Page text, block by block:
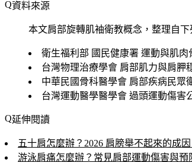
資料來源
本文肩部旋轉肌袖衛教概念，整理自
衛生福利部 國民健康署 運動與肌肉
台灣物理治療學會 肩部肌力與肩胛
中華民國骨科醫學會 肩部疾病民眾
台灣運動醫學醫學會 過頭運動傷害
延伸閱讀
五十肩怎麼辦？2026 肩膀舉不起來的成
游泳肩痛怎麼辦？常見肩部運動傷害與預